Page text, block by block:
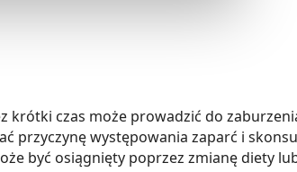
krótki czas może prowadzić do
przyczynę występowania zaparć i
być osiągnięty poprzez zmianę diety